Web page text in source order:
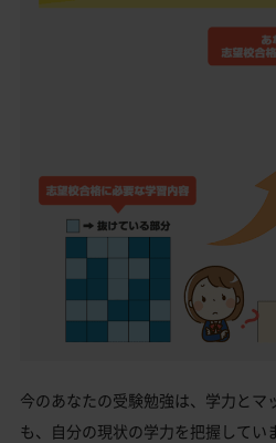
今のあなたの受験勉強は、学力とマ
も、自分の現状の学力を把握してい